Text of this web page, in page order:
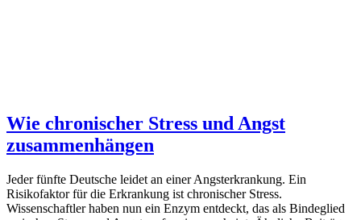
Wie chronischer Stress und Angst
zusammenhängen
Jeder fünfte Deutsche leidet an einer Angsterkrankung. Ein
Risikofaktor für die Erkrankung ist chronischer Stress.
Wissenschaftler haben nun ein Enzym entdeckt, das als Bindeglied